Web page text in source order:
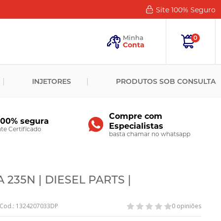
Site 100% Seguro
Minha
Conta
Senha?
Novo
CADASTRAR
0
INJETORES PRODUTOS SOB CONSULTA
segura
Certificado
Compre com
Especialistas
basta chamar no whatsapp
235N | DIESEL PARTS |
Cod.: 1324207033DP 0 opiniões